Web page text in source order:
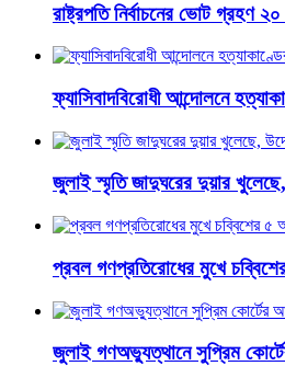
রাষ্ট্রপতি নির্বাচনের ভোট গ্রহণ
ফ্যাসিবাদবিরোধী আন্দোলনে
জুলাই স্মৃতি জাদুঘরের দুয়ার
প্রবল গণপ্রতিরোধের মুখে
জুলাই গণঅভ্যুত্থানে সুপ্রিম